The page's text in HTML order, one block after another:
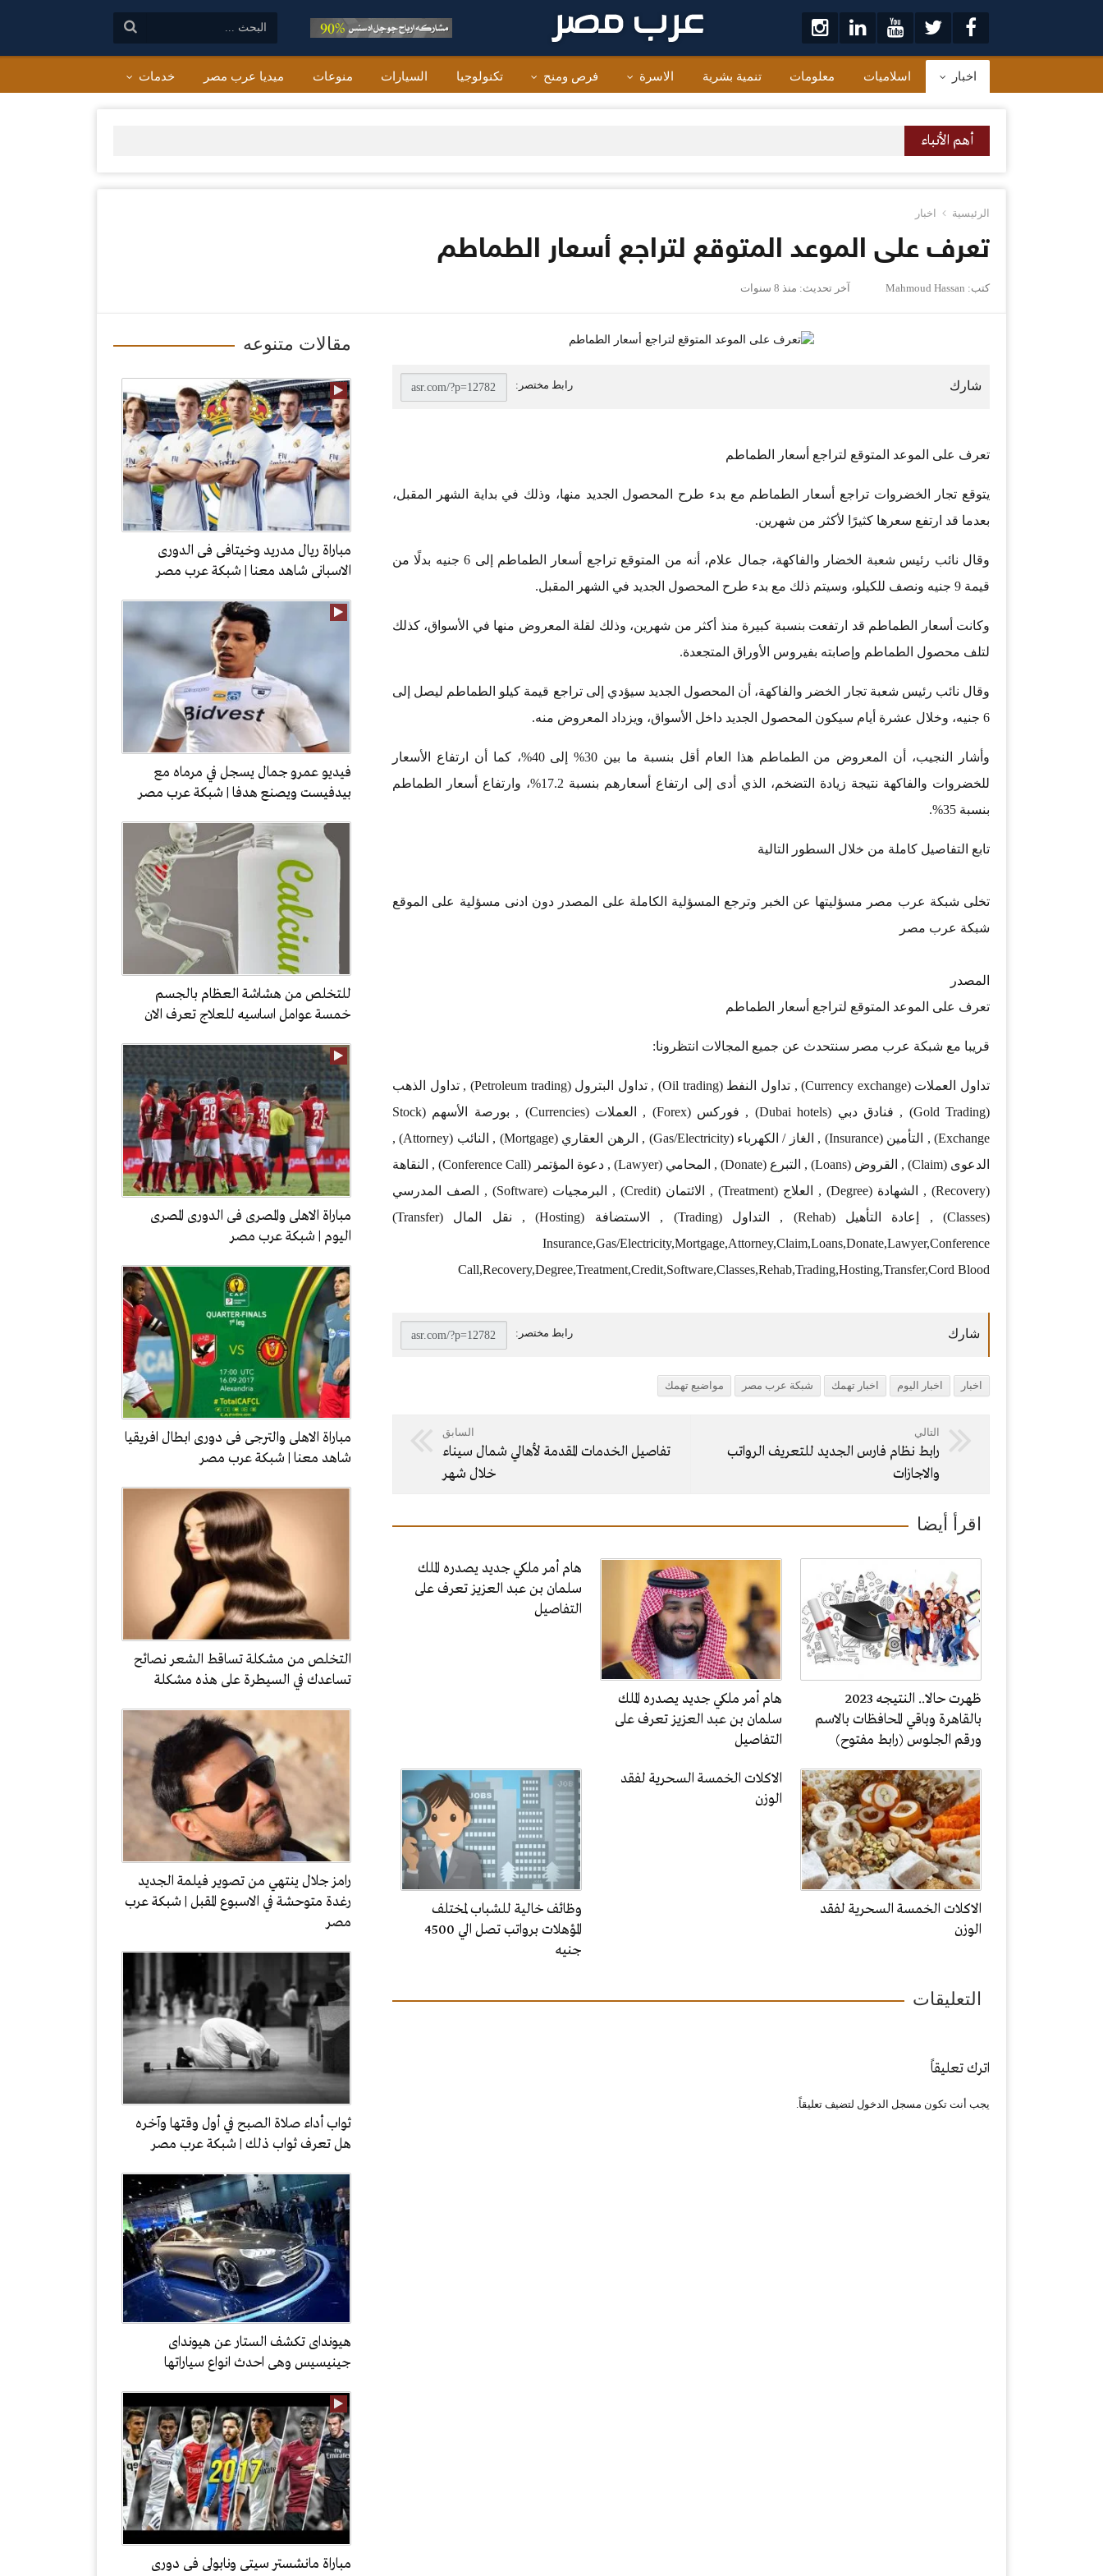
اخبار اسلاميات معلومات تنمية بشرية الاسرة فرص ومنح تكنولوجيا السيارات منوعات ميديا عرب مصر خدمات
أهم الأنباء
الرئيسية اخبار
تعرف على الموعد المتوقع لتراجع أسعار الطماطم
كتب: Mahmoud Hassan آخر تحديث: منذ 8 سنوات
مقالات متنوعه
مباراة ريال مدريد وخيتافى فى الدورى
الاسبانى شاهد معنا | شبكة عرب مصر
فيديو عمرو جمال يسجل في مرماه مع
بيدفيست ويصنع هدفا | شبكة عرب مصر
للتخلص من هشاشة العظام بالجسم
خمسة عوامل اساسيه للعلاج تعرف الان
مباراة الاهلى والمصرى فى الدورى المصرى
اليوم | شبكة عرب مصر
مباراة الاهلى والترجى فى دورى ابطال افريقيا
شاهد معنا | شبكة عرب مصر
التخلص من مشكلة تساقط الشعر نصائح
تساعدك في السيطرة على هذه مشكلة
رامز جلال ينتهي من تصوير فيلمة الجديد
رغدة متوحشة في الاسبوع المقبل | شبكة عرب
مصر
ثواب أداء صلاة الصبح في أول وقتها وآخره
هل تعرف ثواب ذلك | شبكة عرب مصر
هيونداى تكشف الستار عن هيونداى
جينيسيس وهى احدث انواع سياراتها
مباراة مانشستر سيتى ونابولى فى دورى
تعرف على الموعد المتوقع لتراجع أسعار الطماطم
يتوقع تجار الخضروات تراجع أسعار الطماطم مع بدء طرح المحصول الجديد منها، وذلك في بداية الشهر المقبل،
بعدما قد ارتفع سعرها كثيرًا لأكثر من شهرين.
وقال نائب رئيس شعبة الخضار والفاكهة، جمال علام، أنه من المتوقع تراجع أسعار الطماطم إلى 6 جنيه بدلًا من
قيمة 9 جنيه ونصف للكيلو، وسيتم ذلك مع بدء طرح المحصول الجديد في الشهر المقبل.
وكانت أسعار الطماطم قد ارتفعت بنسبة كبيرة منذ أكثر من شهرين، وذلك لقلة المعروض منها في الأسواق، كذلك
لتلف محصول الطماطم وإصابته بفيروس الأوراق المتجعدة.
وقال نائب رئيس شعبة تجار الخضر والفاكهة، أن المحصول الجديد سيؤدي إلى تراجع قيمة كيلو الطماطم ليصل إلى
6 جنيه، وخلال عشرة أيام سيكون المحصول الجديد داخل الأسواق، ويزداد المعروض منه.
وأشار النجيب، أن المعروض من الطماطم هذا العام أقل بنسبة ما بين 30% إلى 40%، كما أن ارتفاع الأسعار
للخضروات والفاكهة نتيجة زيادة التضخم، الذي أدى إلى ارتفاع أسعارهم بنسبة 17.2%، وارتفاع أسعار الطماطم
بنسبة 35%.
تابع التفاصيل كاملة من خلال السطور التالية
تخلى شبكة عرب مصر مسؤليتها عن الخبر وترجع المسؤلية الكاملة على المصدر دون ادنى مسؤلية على الموقع
شبكة عرب مصر
المصدر
تعرف على الموعد المتوقع لتراجع أسعار الطماطم
قريبا مع شبكة عرب مصر سنتحدث عن جميع المجالات انتظرونا:
تداول العملات (Currency exchange) , تداول النفط (Oil trading) , تداول البترول (Petroleum trading) , تداول الذهب
(Gold Trading) , فنادق دبي (Dubai hotels) , فوركس (Forex) , العملات (Currencies) , بورصة الأسهم (Stock
Exchange) , التأمين (Insurance) , الغاز / الكهرباء (Gas/Electricity) , الرهن العقاري (Mortgage) , النائب (Attorney) ,
الدعوى (Claim) , القروض (Loans) , التبرع (Donate) , المحامي (Lawyer) , دعوة المؤتمر (Conference Call) , النقاهة
(Recovery) , الشهادة (Degree) , العلاج (Treatment) , الائتمان (Credit) , البرمجيات (Software) , الصف المدرسي
(Classes) , إعادة التأهيل (Rehab) , التداول (Trading) , الاستضافة (Hosting) , نقل المال (Transfer)
Insurance,Gas/Electricity,Mortgage,Attorney,Claim,Loans,Donate,Lawyer,Conference
Call,Recovery,Degree,Treatment,Credit,Software,Classes,Rehab,Trading,Hosting,Transfer,Cord Blood
اخبار اخبار اليوم اخبار تهمك شبكة عرب مصر مواضيع تهمك
التالي
رابط نظام فارس الجديد للتعريف الرواتب
والاجازات
السابق
تفاصيل الخدمات المقدمة لأهالي شمال سيناء
خلال شهر
اقرأ أيضا
ظهرت حالا.. النتيجه 2023
بالقاهرة وباقي المحافظات بالاسم
ورقم الجلوس (رابط مفتوح)
هام أمر ملكي جديد يصدره الملك
سلمان بن عبد العزيز تعرف على
التفاصيل
هام أمر ملكي جديد يصدره الملك
سلمان بن عبد العزيز تعرف على
التفاصيل
الاكلات الخمسة السحرية لفقد
الوزن
الاكلات الخمسة السحرية لفقد
الوزن
وظائف خالية للشباب لمختلف
المؤهلات برواتب تصل الي 4500
جنيه
التعليقات
اترك تعليقاً
يجب أنت تكون مسجل الدخول لتضيف تعليقاً.